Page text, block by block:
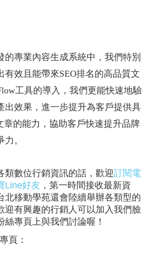
的專業內容生成系統中，我們特別
有效且能帶來SEO排名的高品質文
工具的導入，我們更能快速地驗
出效果，進一步提升為客戶提供具
章的能力，協助客戶快速提升品牌
。
類數位行銷資訊的話，歡迎訂閱電
Line好友 ，第一時間接收最新資
北移動學苑還會陸續舉辦各類型的
迎有興趣的行銷人可以加入我們臉
絲專頁上與我們討論喔！
頁：